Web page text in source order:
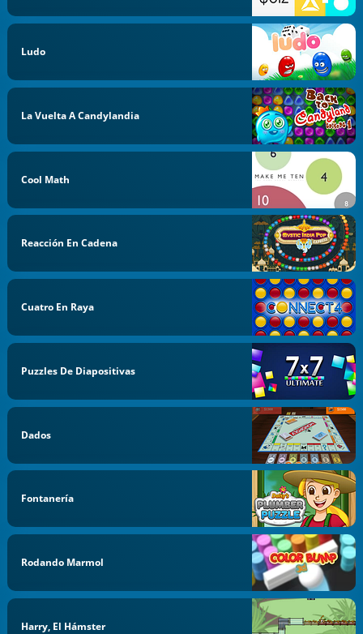
Ludo
La Vuelta A Candylandia
Cool Math
Reacción En Cadena
Cuatro En Raya
Puzzles De Diapositivas
Dados
Fontanería
Rodando Marmol
Harry, El Hámster